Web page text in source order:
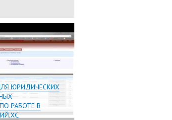
ЮРИДИЧЕСКИХ
РАБОТЕ В